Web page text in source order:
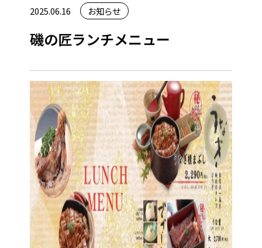
2025.06.16 お知らせ
磯の匠ランチメニュー